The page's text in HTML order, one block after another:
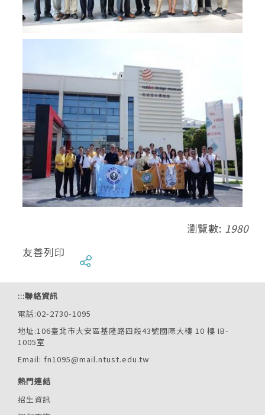
瀏覽數: 1980
友善列印
:::聯絡資訊
電話:02-2730-1095
地址:106臺北市大安區基隆路四段43號國際大樓 10 樓 IB-
1005室
Email: fn1095@mail.ntust.edu.tw
熱門連結
招生資訊